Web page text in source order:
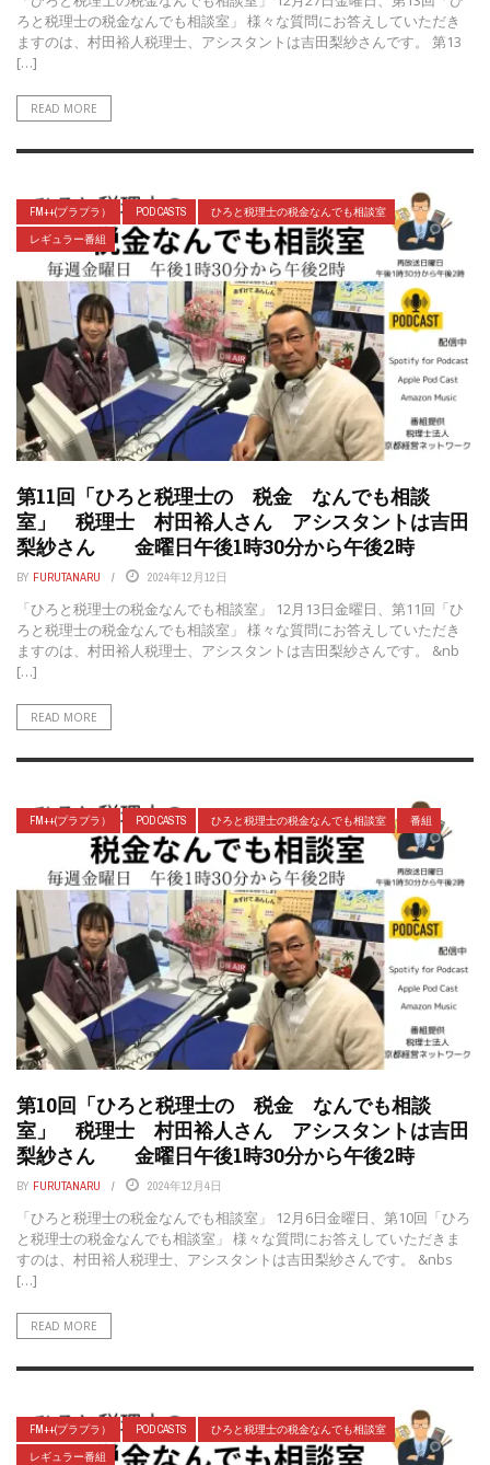
ろと税理士の税金なんでも相談室」 様々な質問にお答えしていただき
ますのは、村田裕人税理士、アシスタントは吉田梨紗さんです。 第13
[…]
READ MORE
FM++(プラプラ） POD CASTS
ひろと税理士の税金なんでも相談室
レギュラー番組
第11回「ひろと税理士の 税金 なんでも相談
室」 税理士 村田裕人さん アシスタントは吉田
梨紗さん 金曜日午後1時30分から午後2時
BY FURUTANARU 2024年12月12日
「ひろと税理士の税金なんでも相談室」 12月13日金曜日、第11回「ひ
ろと税理士の税金なんでも相談室」 様々な質問にお答えしていただき
ますのは、村田裕人税理士、アシスタントは吉田梨紗さんです。 &nb
[…]
READ MORE
FM++(プラプラ） POD CASTS ひろと税理士の税金なんでも相談室 番組
第10回「ひろと税理士の 税金 なんでも相談
室」 税理士 村田裕人さん アシスタントは吉田
梨紗さん 金曜日午後1時30分から午後2時
BY FURUTANARU 2024年12月4日
「ひろと税理士の税金なんでも相談室」 12月6日金曜日、第10回「ひろ
と税理士の税金なんでも相談室」 様々な質問にお答えしていただきま
すのは、村田裕人税理士、アシスタントは吉田梨紗さんです。 &nbs
[…]
READ MORE
FM++(プラプラ） POD CASTS
ひろと税理士の税金なんでも相談室
レギュラー番組